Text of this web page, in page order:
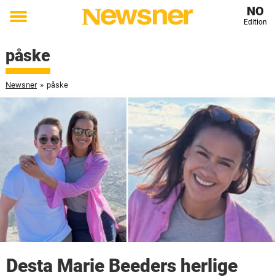
Toggle
NO
Edition
påske
Newsner » påske
Desta Marie Beeders herlige